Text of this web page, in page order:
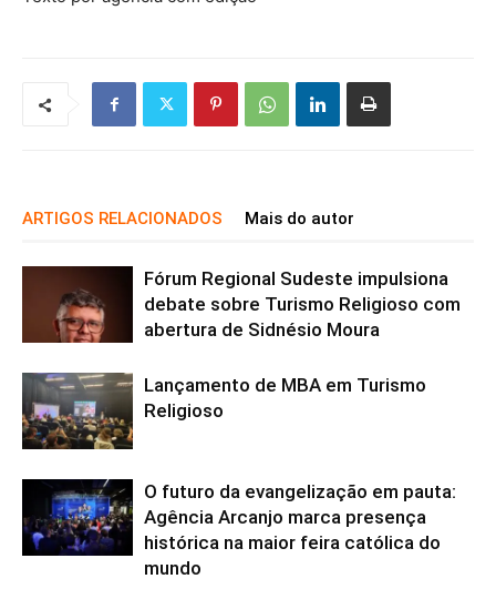
ARTIGOS RELACIONADOS Mais do autor
Fórum Regional Sudeste impulsiona
debate sobre Turismo Religioso com
abertura de Sidnésio Moura
Lançamento de MBA em Turismo
Religioso
O futuro da evangelização em pauta:
Agência Arcanjo marca presença
histórica na maior feira católica do
mundo